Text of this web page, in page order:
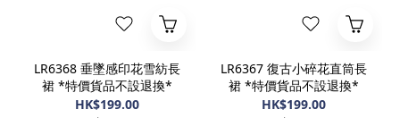
LR6368 垂墜感印花雪紡長
裙 *特價貨品不設退換*
HK$199.00
LR6367 復古小碎花直筒長
裙 *特價貨品不設退換*
HK$199.00